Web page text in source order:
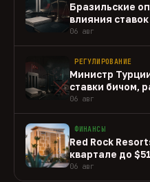
Бразильские
влияния
06 авг
РЕГУЛИРОВАНИЕ
Министр
ставки бичом,
06 авг
ФИНАНСЫ
Red Rock
квартале до
06 авг